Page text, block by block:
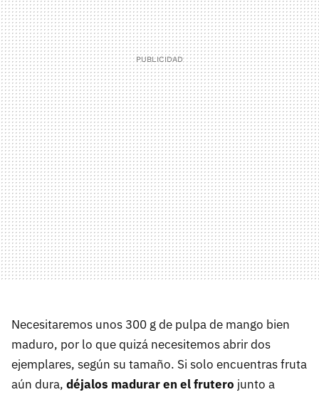
Necesitaremos unos 300 g de pulpa de mango bien
maduro, por lo que quizá necesitemos abrir dos
ejemplares, según su tamaño. Si solo encuentras fruta
aún dura, déjalos madurar en el frutero junto a